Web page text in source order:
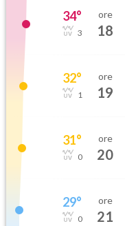
34°
3
ore
18
32°
1
ore
19
31°
0
ore
20
29°
0
ore
21